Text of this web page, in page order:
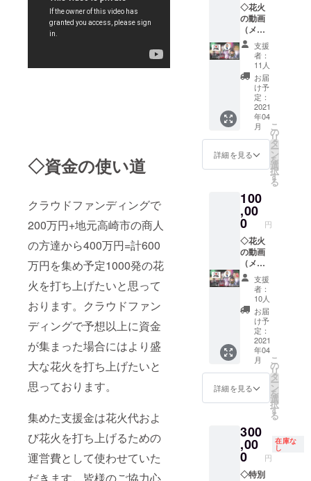
◇資金の使い道
クラウドファンディングで
200万円+地元高崎市の商人
の方達から400万円=計600
万円を集め予定1000発の花
火を打ち上げたいと思って
おります。クラウドファン
ディングで予想以上に資金
が集まった場合にはより盛
大な花火を打ち上げたいと
思っております。
集めた支援金は花火代およ
び花火を打ち上げるための
運営費として使わせていた
だきます。皆様のご協力心
◇花火
の動画
（メー
ル送
付） ◇
オリジ
ナルス
テッ
カー ◇
グッバ
イコロ
ナ記念
達磨
（中
「26
可 （備
考欄で
達磨に
入れる
名前を
入力し
てくだ
さい）
支援
者：
11人
お届
け予
定：
2021
年04
月
詳細を見る
こ
の
リ
タ
ー
ン
を
選
択
す
る
100
,00
0 円
◇花火
の動画
（メー
ル送
付） ◇
オリジ
ナルス
テッ
カー ◇
ミニ紅
白達磨
（4.5
㎝） ◇
グッバ
イコロ
（大
「33
㎝」）
名入れ
可 （備
支援
者：
10人
お届
け予
定：
2021
年04
月
詳細を見る
こ
の
リ
タ
ー
ン
を
選
択
す
る
300
,00
0 円
在庫な
し
◇特別